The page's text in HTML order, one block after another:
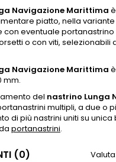
Navigazione Marittima
piatto, nella
con eventuale
o con viti, selezionabili
Navigazione Marittima
mm.
del nastrino Lunga
multipli, a due o
di più nastrini uniti su unica
portanastrini.
(0)